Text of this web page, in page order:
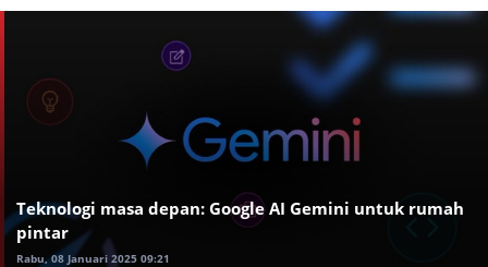
Teknologi masa depan: Google AI Gemini untuk rumah
pintar
Rabu, 08 Januari 2025 09:21